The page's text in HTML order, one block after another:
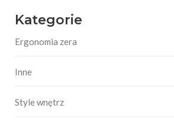
Kategorie
Ergonomia zera
Inne
Style wnętrz